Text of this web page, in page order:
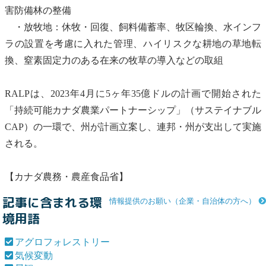
害防備林の整備
・放牧地：休牧・回復、飼料備蓄率、牧区輪換、水インフ
ラの設置を考慮に入れた管理、ハイリスクな耕地の草地転
換、 窒素固定力のある在来の牧草の導入などの取組
RALPは、2023年4月に5ヶ年35億ドルの計画で開始された
「持続可能カナダ農業パートナーシップ」（サステイナブル
CAP）の一環で、州が計画立案し、連邦・州が支出して実施
される。
【カナダ農務・農産食品省】
情報提供のお願い（企業・自治体の方へ）
記事に含まれる環
境用語
アグロフォレストリー
気候変動